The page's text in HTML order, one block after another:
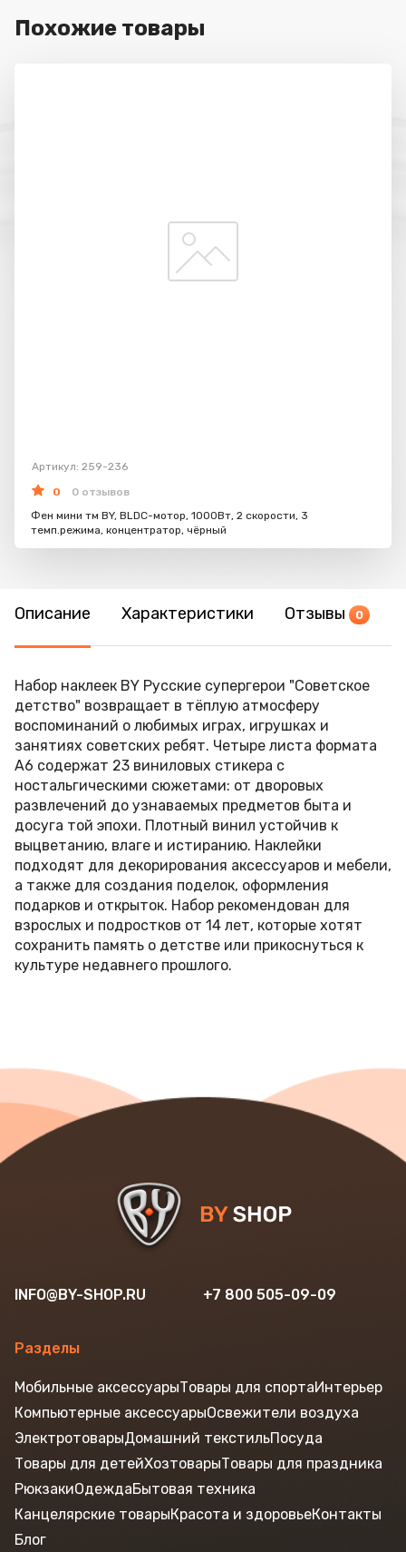
Похожие товары
Артикул: 259-236
0
0 отзывов
Фен мини тм BY, BLDC-мотор, 1000Вт, 2 скорости, 3
темп.режима, концентратор, чёрный
Описание Характеристики Отзывы 0
Набор наклеек BY Русские супергерои "Советское
детство" возвращает в тёплую атмосферу
воспоминаний о любимых играх, игрушках и
занятиях советских ребят. Четыре листа формата
А6 содержат 23 виниловых стикера с
ностальгическими сюжетами: от дворовых
развлечений до узнаваемых предметов быта и
досуга той эпохи. Плотный винил устойчив к
выцветанию, влаге и истиранию. Наклейки
подходят для декорирования аксессуаров и мебели,
а также для создания поделок, оформления
подарков и открыток. Набор рекомендован для
взрослых и подростков от 14 лет, которые хотят
сохранить память о детстве или прикоснуться к
культуре недавнего прошлого.
INFO@BY-SHOP.RU +7 800 505-09-09
Разделы
Мобильные аксессуарыТовары для спортаИнтерьер
Компьютерные аксессуарыОсвежители воздуха
ЭлектротоварыДомашний текстильПосуда
Товары для детейХозтоварыТовары для праздника
РюкзакиОдеждаБытовая техника
Канцелярские товарыКрасота и здоровьеКонтакты
Блог